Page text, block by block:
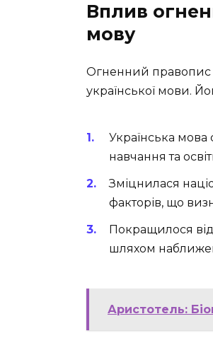
Вплив
мову
Огненний правопис
української мови.
Українська
навчання та
Зміцнилася
факторів, що
Покращилося
шляхом
Аристотель: